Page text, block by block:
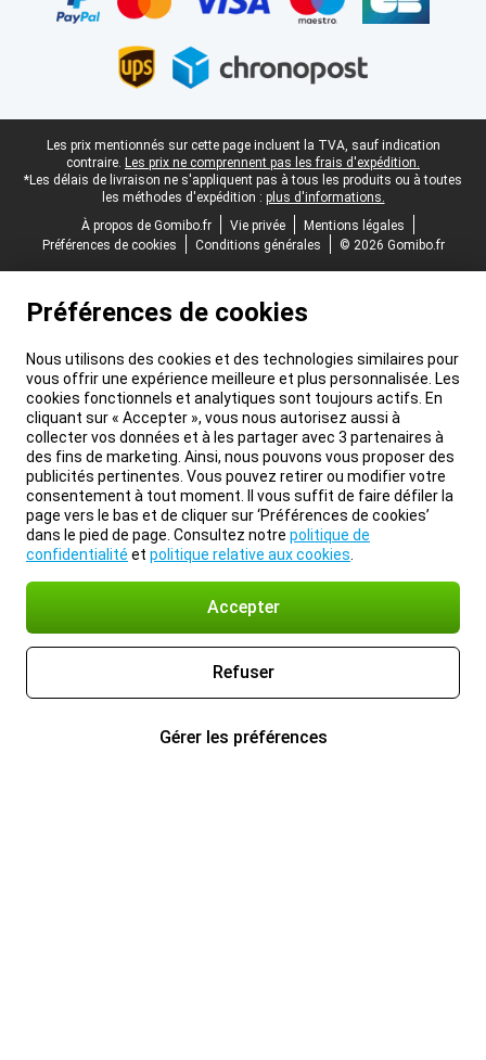
Pied-de-page légal
Les prix mentionnés sur cette page incluent la TVA, sauf indication
contraire. Les prix ne comprennent pas les frais d'expédition.
*Les délais de livraison ne s'appliquent pas à tous les produits ou à toutes
les méthodes d'expédition : plus d'informations.
À propos de Gomibo.fr
Vie privée
Mentions légales
Préférences de cookies
Conditions générales © 2026 Gomibo.fr
Préférences de cookies
Nous utilisons des cookies et des technologies similaires pour
vous offrir une expérience meilleure et plus personnalisée. Les
cookies fonctionnels et analytiques sont toujours actifs. En
cliquant sur « Accepter », vous nous autorisez aussi à
collecter vos données et à les partager avec 3 partenaires à
des fins de marketing. Ainsi, nous pouvons vous proposer des
publicités pertinentes. Vous pouvez retirer ou modifier votre
consentement à tout moment. Il vous suffit de faire défiler la
page vers le bas et de cliquer sur ‘Préférences de cookies’
dans le pied de page. Consultez notre politique de
confidentialité et politique relative aux cookies
Accepter
Refuser
Gérer les préférences